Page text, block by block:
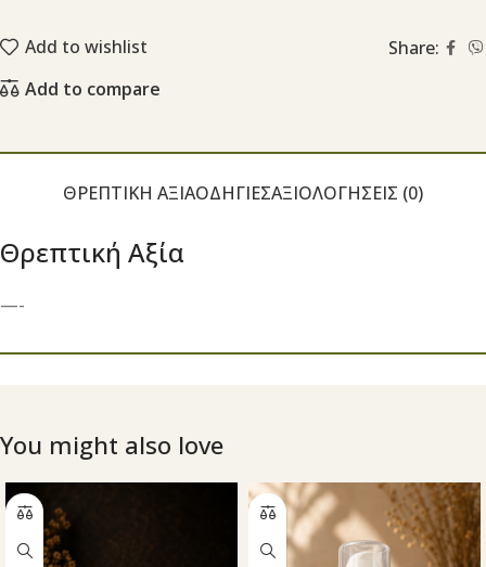
Add to wishlist
Share:
Add to compare
ΘΡΕΠΤΙΚΉ ΑΞΊΑΟΔΗΓΊΕΣΑΞΙΟΛΟΓΉΣΕΙΣ (0)
Θρεπτική Αξία
—-
You might also love